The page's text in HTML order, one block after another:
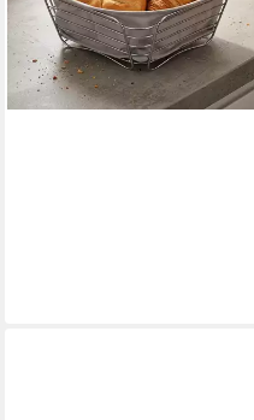
15,15 € UVP24,99 €
-39%
lieferbar - in 3-4 Werktagen bei dir